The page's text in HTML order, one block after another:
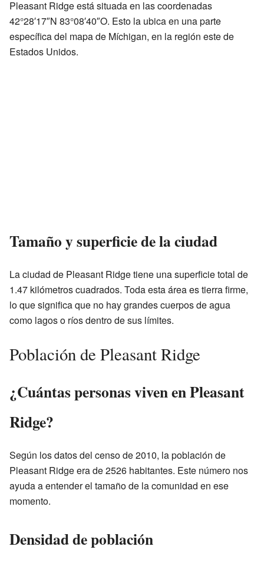
Pleasant Ridge está situada en las coordenadas
42°28′17″N 83°08′40″O. Esto la ubica en una parte
específica del mapa de Míchigan, en la región este de
Estados Unidos.
Tamaño y superficie de la ciudad
La ciudad de Pleasant Ridge tiene una superficie total de
1.47 kilómetros cuadrados. Toda esta área es tierra firme,
lo que significa que no hay grandes cuerpos de agua
como lagos o ríos dentro de sus límites.
Población de Pleasant Ridge
¿Cuántas personas viven en Pleasant
Ridge?
Según los datos del censo de 2010, la población de
Pleasant Ridge era de 2526 habitantes. Este número nos
ayuda a entender el tamaño de la comunidad en ese
momento.
Densidad de población